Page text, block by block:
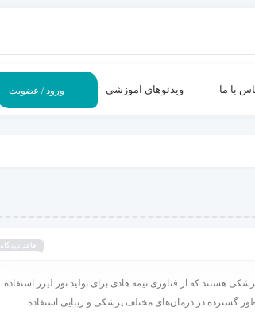
با ما ویدئوهای آموزشی ورود / عضویت
فاقد دیدگاه
هستند که از فناوری نیمه هادی برای تولید نور لیزر استفاده
گسترده در درمان‌های مختلف پزشکی و زیبایی استفاده